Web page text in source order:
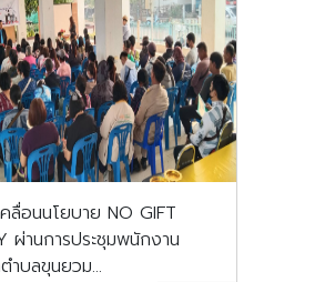
ลื่อนนโยบาย NO GIFT
ผ่านการประชุมพนักงาน
ำบลขุนยวม...